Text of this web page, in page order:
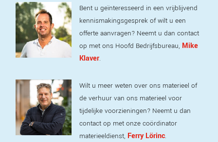
Bent u geïnteresseerd in een vrijblijvend
kennismakingsgesprek of wilt u een
offerte aanvragen? Neemt u dan contact
op met ons Hoofd Bedrijfsbureau, Mike
Klaver.
Wilt u meer weten over ons materieel of
de verhuur van ons materieel voor
tijdelijke voorzieningen? Neemt u dan
contact op met onze coördinator
materieeldienst, Ferry Lörinc.